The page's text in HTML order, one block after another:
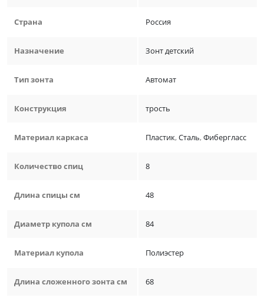
Страна Россия
Назначение Зонт детский
Тип зонта Автомат
Конструкция трость
Материал каркаса Пластик,Сталь,Фибергласс
Количество спиц 8
Длина спицы см 48
Диаметр купола см 84
Материал купола Полиэстер
Длина сложенного зонта см 68